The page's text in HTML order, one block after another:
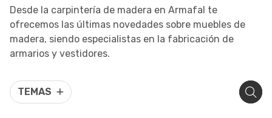
Desde la carpintería de madera en Armafal te
ofrecemos las últimas novedades sobre muebles de
madera, siendo especialistas en la fabricación de
armarios y vestidores.
TEMAS